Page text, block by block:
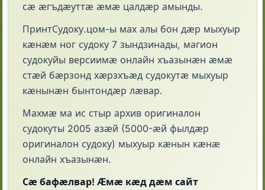
сӕ ӕгъдӕуттӕ ӕмӕ цалдӕр амынды.
ПринтСудоку.цом-ы мах алы бон дӕр мыхуыр
кӕнӕм ног судоку 7 зындзинады, магион
судокуйы версиимӕ онлайн хъазынӕн ӕмӕ
стӕй бӕрзонд хӕрзхъӕд судокутӕ мыхуыр
кӕнынӕн бынтондӕр лӕвар.
Махмӕ ма ис стыр архив оригиналон
судокуты 2005 азӕй (5000-ӕй фылдӕр
оригиналон судоку) мыхуыр кӕнын кӕнӕ
онлайн хъазынӕн.
Сӕ бафӕлвар! Ӕмӕ кӕд дӕм сайт